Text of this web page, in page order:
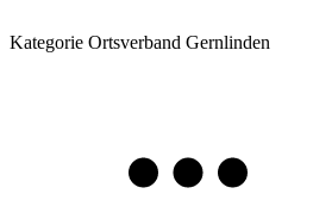
Kategorie Ortsverband Gernlinden